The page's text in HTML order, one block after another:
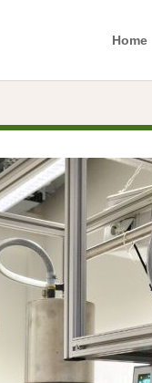
Home